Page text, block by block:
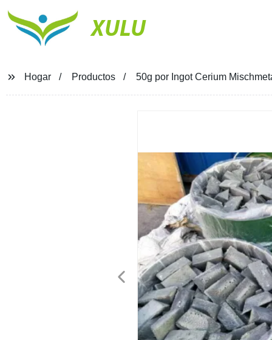
XULU
Hogar Productos 50g por Ingot Cerium